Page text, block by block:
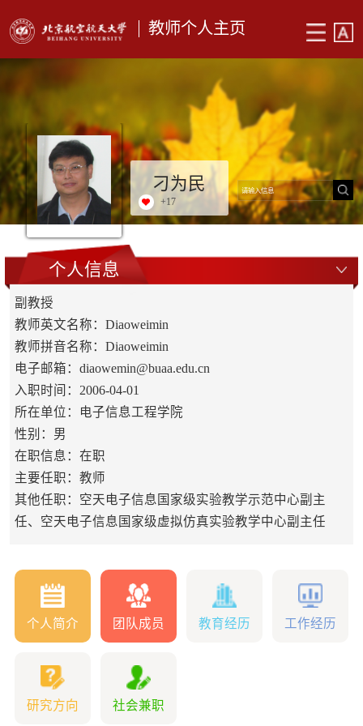
教师个人主页
刁为民
+17
个人信息
副教授
教师英文名称：Diaoweimin
教师拼音名称：Diaoweimin
电子邮箱： diaowemin@buaa.edu.cn
入职时间：2006-04-01
所在单位：电子信息工程学院
性别：男
在职信息：在职
主要任职：教师
其他任职：空天电子信息国家级实验教学示范中心副主
任、空天电子信息国家级虚拟仿真实验教学中心副主任
个人简介 团队成员 教育经历 工作经历
研究方向 社会兼职